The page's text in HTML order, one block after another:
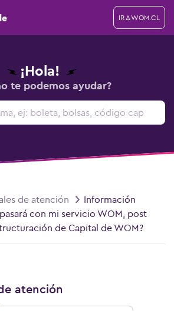
IR A WOM.CL
¡Hola!
te podemos ayudar?
de atención
Información
con mi servicio WOM, post
de Capital de WOM?
atención